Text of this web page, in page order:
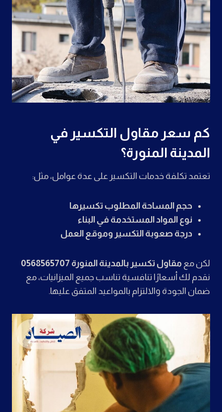
كم سعر مقاول التكسير في
المدينة المنورة؟
تعتمد تكلفة خدمات التكسير على عدة عوامل، مثل:
حجم المساحة المطلوب تكسيرها
نوع المواد المستخدمة في البناء
درجة صعوبة التكسير وموقع العمل
لكن مع مقاول تكسير بالمدينة المنورة 0568565707
نقدم لك أسعارًا تنافسية تناسب جميع الميزانيات، مع
ضمان الجودة والالتزام بالمواعيد المتفق عليها.